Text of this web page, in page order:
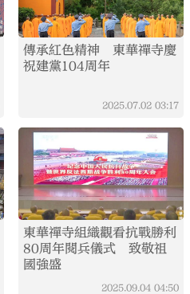
傳承紅色精神 東華禪寺慶
祝建黨104周年
2025.07.02 03:17
東華禪寺組織觀看抗戰勝利
80周年閱兵儀式 致敬祖
國強盛
2025.09.04 04:50